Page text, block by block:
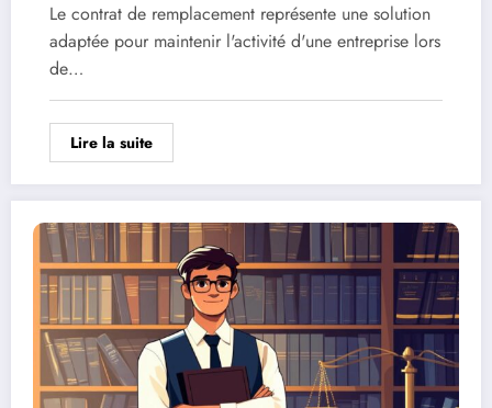
Le contrat de remplacement représente une solution
adaptée pour maintenir l'activité d'une entreprise lors
de…
Lire la suite